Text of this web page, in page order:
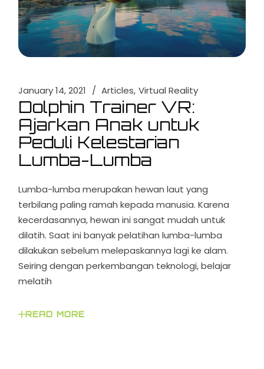
January 14, 2021 Articles Virtual Reality
Dolphin Trainer VR:
Ajarkan Anak untuk
Peduli Kelestarian
Lumba-Lumba
Lumba-lumba merupakan hewan laut yang
terbilang paling ramah kepada manusia. Karena
kecerdasannya, hewan ini sangat mudah untuk
dilatih. Saat ini banyak pelatihan lumba-lumba
dilakukan sebelum melepaskannya lagi ke alam.
Seiring dengan perkembangan teknologi, belajar
melatih
READ MORE